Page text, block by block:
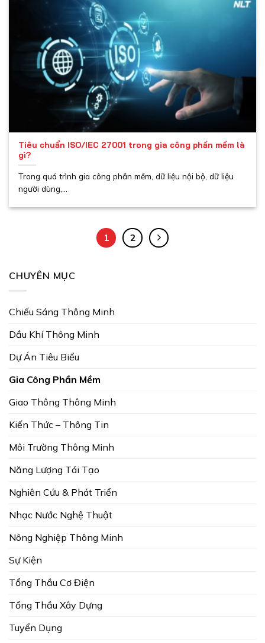
Tiêu chuẩn ISO/IEC 27001 trong gia công phần mềm là
gì?
Trong quá trình gia công phần mềm, dữ liệu nội bộ, dữ liệu
người dùng,...
1 2
CHUYÊN MỤC
Chiếu Sáng Thông Minh
Dầu Khí Thông Minh
Dự Án Tiêu Biểu
Gia Công Phần Mềm
Giao Thông Thông Minh
Kiến Thức – Thông Tin
Môi Trường Thông Minh
Năng Lượng Tái Tạo
Nghiên Cứu & Phát Triển
Nhạc Nước Nghệ Thuật
Nông Nghiệp Thông Minh
Sự Kiện
Tổng Thầu Cơ Điện
Tổng Thầu Xây Dựng
Tuyển Dụng